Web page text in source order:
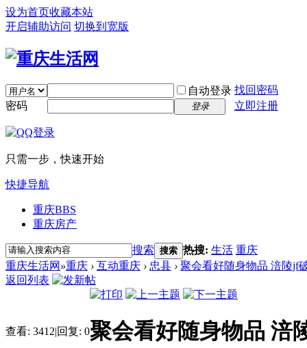
设为首页收藏本站
开启辅助访问 切换到宽版
自动登录 找回密码
密码
登录 立即注册
只需一步，快速开始
快捷导航
重庆BBS
重庆房产
搜索 搜索 热搜: 生活 重庆
重庆生活网 »重庆 › 互动重庆 › 忠县 › 聚会看好随身物品 涪陵jf
返回列表
查看: 3412|回复: 0聚会看好随身物品 涪